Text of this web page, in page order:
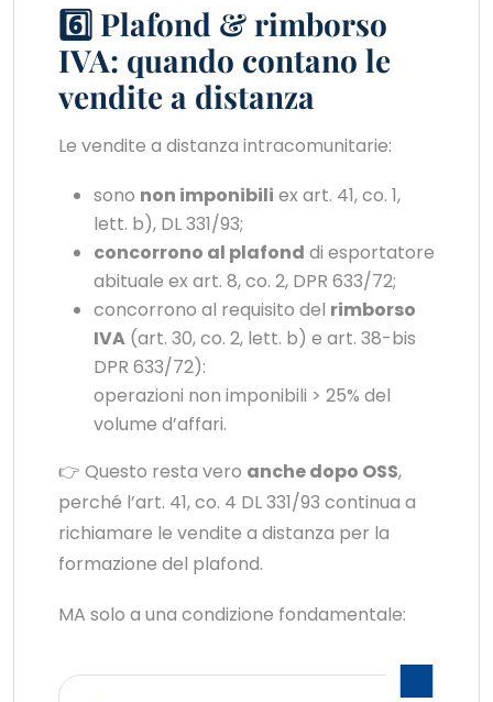
6️⃣ Plafond & rimborso
IVA: quando contano le
vendite a distanza
Le vendite a distanza intracomunitarie:
sono non imponibili ex art. 41, co. 1,
lett. b), DL 331/93;
concorrono al plafond di esportatore
abituale ex art. 8, co. 2, DPR 633/72;
concorrono al requisito del rimborso
IVA (art. 30, co. 2, lett. b) e art. 38-bis
DPR 633/72):
operazioni non imponibili > 25% del
volume d’affari.
👉 Questo resta vero anche dopo OSS,
perché l’art. 41, co. 4 DL 331/93 continua a
richiamare le vendite a distanza per la
formazione del plafond.
MA solo a una condizione fondamentale: